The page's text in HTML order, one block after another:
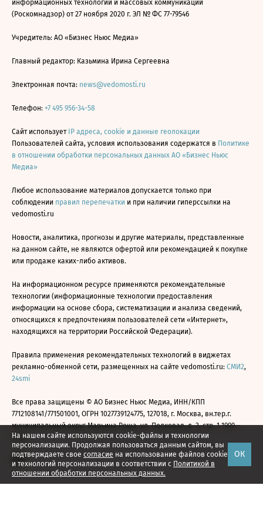
На нашем сайте используются cookie-файлы и технологии
персонализации. Продолжая пользоваться данным сайтом, вы
подтверждаете свое согласие на использование файлов cookie
и технологий персонализации в соответствии с Политикой в
отношении обработки персональных данных.
ОК
информационных технологий и массовых коммуникаций
(Роскомнадзор) от 27 ноября 2020 г. ЭЛ № ФС 77-79546
Учредитель: АО «Бизнес Ньюс Медиа»
Главный редактор: Казьмина Ирина Сергеевна
Электронная почта: news@vedomosti.ru
Телефон: +7 495 956-34-58
Сайт использует IP адреса, cookie и данные геолокации
Пользователей сайта, условия использования содержатся в Политике
в отношении обработки персональных данных АО «Бизнес Ньюс
Медиа»
Любое использование материалов допускается только при
соблюдении правил перепечатки и при наличии гиперссылки на
vedomosti.ru
Новости, аналитика, прогнозы и другие материалы, представленные
на данном сайте, не являются офертой или рекомендацией к покупке
или продаже каких-либо активов.
На информационном ресурсе применяются рекомендательные
технологии (информационные технологии предоставления
информации на основе сбора, систематизации и анализа сведений,
относящихся к предпочтениям пользователей сети «Интернет»,
находящихся на территории Российской Федерации).
Правила применения рекомендательных технологий в виджетах
рекламно-обменной сети, размещенных на сайте vedomosti.ru: СМИ2,
24smi
Все права защищены © АО Бизнес Ньюс Медиа, ИНН/КПП
7712108141/771501001, ОГРН 1027739124775, 127018, г. Москва, вн.тер.г.
муниципальный округ Марьина Роща, ул. Полковая, д. 3, стр. 1 1999—
2026